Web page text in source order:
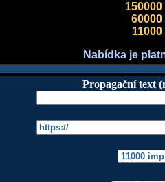
150000
60000
11000
Nabídka je
Propagační text